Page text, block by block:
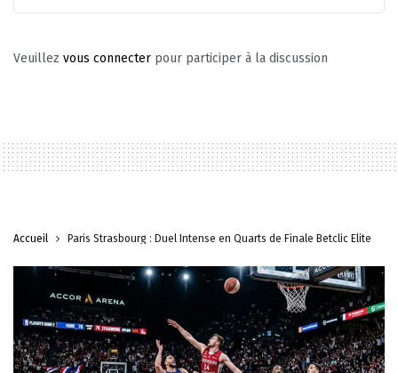
Veuillez vous connecter pour participer à la discussion
Accueil Paris Strasbourg : Duel Intense en Quarts de Finale Betclic Elite